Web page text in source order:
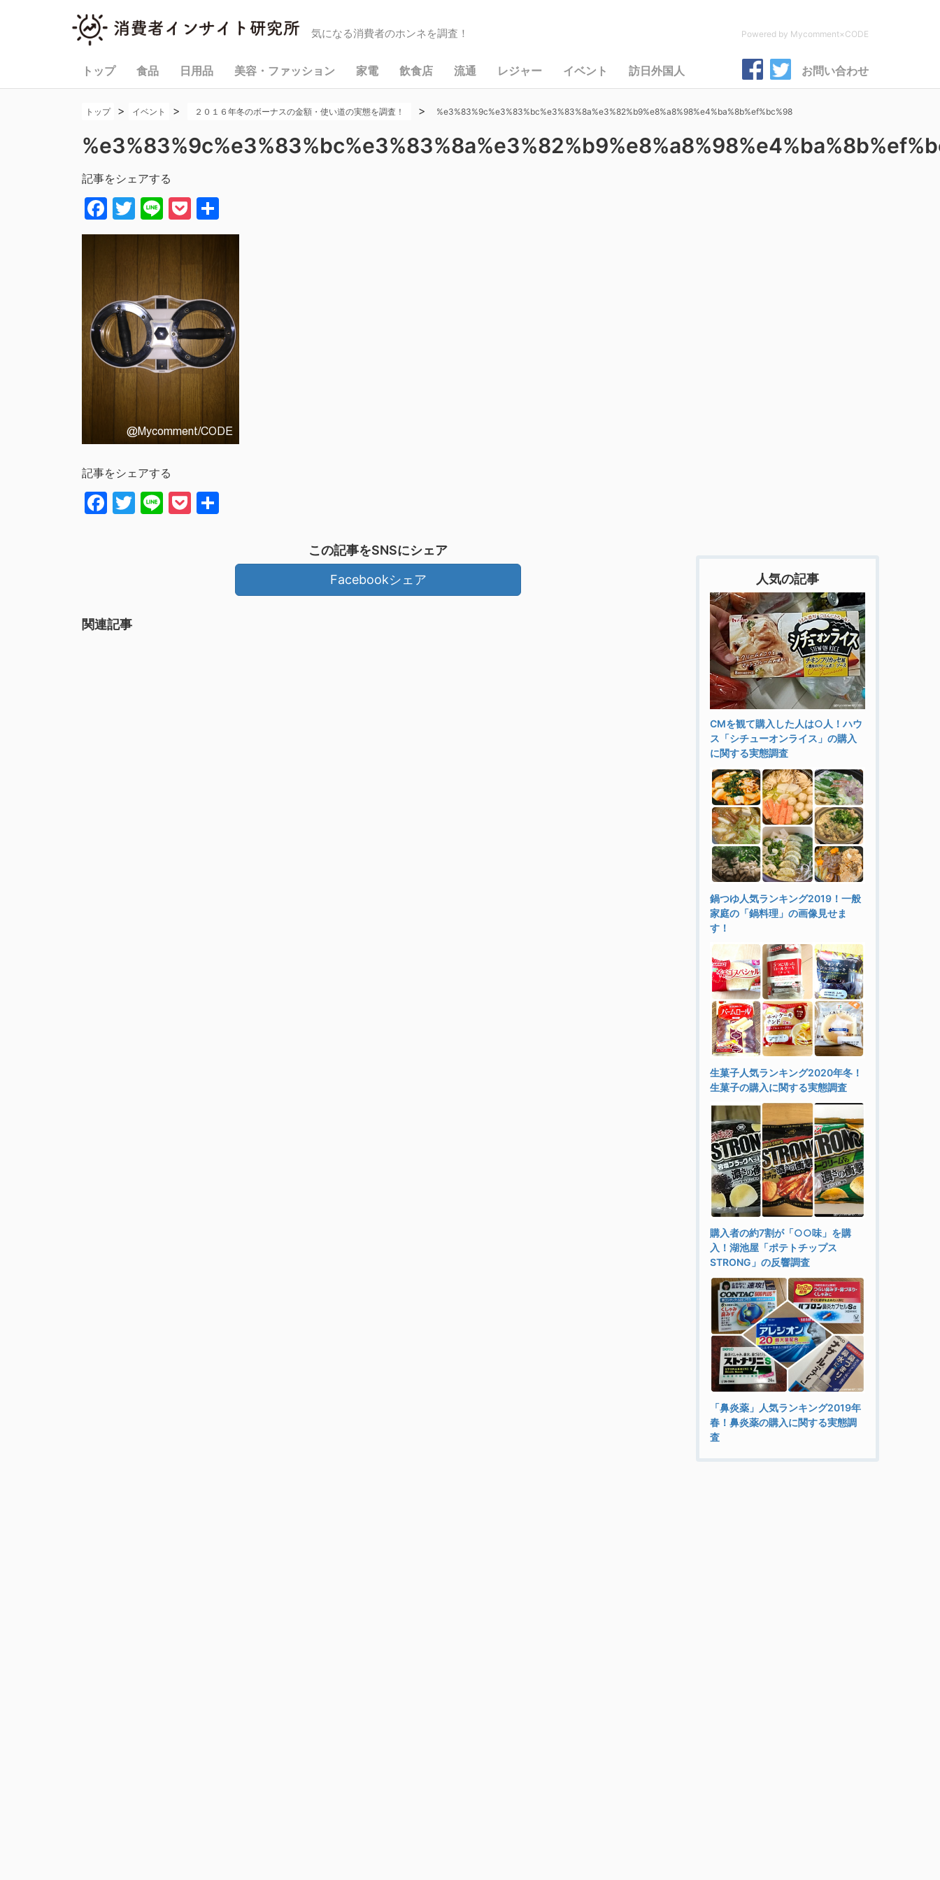
気になる消費者のホンネを調査！ Powered by Mycomment×CODE
トップ 食品 日用品 美容・ファッション 家電 飲食店 流通 レジャー イベント 訪日外国人 お問い合わせ
トップ > イベント > ２０１６年冬のボーナスの金額・使い道の実態を調査！ > %e3%83%9c%e3%83%bc%e3%83%8a%e3%82%b9%e8%a8%98%e4%ba%8b%ef%bc%98
記事をシェアする
Facebook
Twitter
LinePocket
有
記事をシェアする
Facebook
Twitter
LinePocket
この記事をSNSにシェア
Facebookシェア
関連記事
人気の記事
CMを観て購入した人は○人！ハウ
ス「シチューオンライス」の購入
に関する実態調査
鍋つゆ人気ランキング2019！一般
家庭の「鍋料理」の画像見せま
す！
生菓子人気ランキング2020年冬！
生菓子の購入に関する実態調査
購入者の約7割が「○○味」を購
入！湖池屋「ポテトチップス
STRONG」の反響調査
「鼻炎薬」人気ランキング2019年
春！鼻炎薬の購入に関する実態調
査